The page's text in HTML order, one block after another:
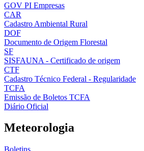
GOV PI Empresas
CAR
Cadastro Ambiental Rural
DOF
Documento de Origem Florestal
SF
SISFAUNA - Certificado de origem
CTF
Cadastro Técnico Federal - Regularidade
TCFA
Emissão de Boletos TCFA
Diário Oficial
Meteorologia